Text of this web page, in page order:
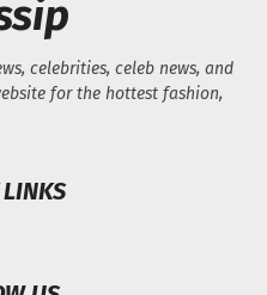
celebrities, celeb news, and
for the hottest fashion,